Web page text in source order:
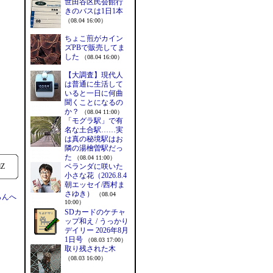
んへ
世田谷区民会館行
きのバスは1日1本
（08.04 16:00）
ちょこ煎がカイン
ズPBで販売してま
した
（08.04 16:00）
【大調査】現代人
は普通に生活して
いると一日に何曲
聞くことになるの
か？
（08.04 11:00）
「モグラ駅」で有
名な土合駅……実
は真の秘境駅はお
隣の湯檜曽駅だっ
た
（08.04 11:00）
ベランダに咲いた
小さな花（2026.8.4
朝エッセイ/西村ま
さゆき）
（08.04
10:00）
SDカードのケチャ
ップ和え / うっかり
デイリー 2026年8月
1日号
（08.03 17:00）
取り残された木
（08.03 16:00）